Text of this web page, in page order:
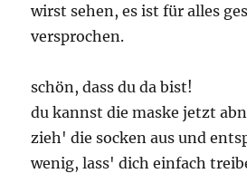
wirst sehen, es ist für alles
versprochen.
schön, dass du da bist!
du kannst die maske jetzt
zieh' die socken aus und
wenig, lass' dich einfach